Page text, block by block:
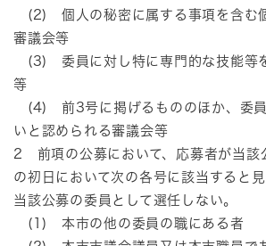
(2) 個人の秘密に属する事項を含む
審議会等
(3) 委員に対し特に専門的な技能等
等
(4) 前3号に掲げるもののほか、委員
いと認められる審議会等
2 前項の公募において、応募者が当該
の初日において次の各号に該当すると
当該公募の委員として選任しない。
(1) 本市の他の委員の職にある者